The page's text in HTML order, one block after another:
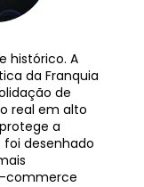
histórico. A
da Franquia
de
real em alto
a
desenhado
commerce